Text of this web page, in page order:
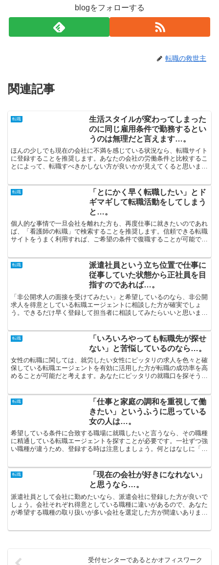
blogをフォローする
転職の救世主
関連記事
転職
生活スタイルが変わってしまった
のに同じ雇用条件で勤務するとい
うのは無理だと言えます…。
ほんの少しでも現在の会社に不満を感じている状況なら、転職サイト
に登録することを推奨します。あなたの会社の労働条件と比較するこ
とによって、転職すべきかしない方が良いかが見えてくると思いま
転職
「とにかく早く転職したい」とド
ギマギして転職活動をしてしまう
と…。
個人的な事情で一旦会社を離れた方も、再度仕事に就きたいのであれ
ば、「看護師の転職」で検索することを推奨します。信頼できる転職
サイトをうまく利用すれば、ご希望の条件で復職することが可能で
転職
派遣社員という立ち位置で仕事に
従事していた状態から正社員を目
指すのであれば…。
「非公開求人の面接を受けてみたい」と希望しているのなら、非公開
求人を得意としている転職エージェントに相談した方が確実でしょ
う。できるだけ早く登録して担当者に相談してみたらいいと思いま
転職
「いろいろやっても転職先が探せ
ない」と苦悩しているのなら…。
女性の転職に関しては、就労したい女性にピッタリの求人を色々と確
保している転職エージェントを有効に活用した方が転職の成功率を高
めることが可能だと考えます。あなたにピッタリの就職口を探そうと
転職
「仕事と家庭の調和を重視して働
きたい」というふうに思っている
女の人は…。
希望している条件に合致する職場に就職したいと言うなら、その職種
に精通している転職エージェントを探すことが必要です。一社ずつ強
い職種が違うため、登録する時は注意しましょう。何とはなしに「転
転職
「現在の会社が好きになれない」
と思うなら…。
派遣社員として会社に勤めたいなら、派遣会社に登録した方が良いで
しょう。会社それぞれ得意としている職種に違いがあるので、あなた
が希望する職種の取り扱いが多い会社を選定した方が間違いありませ
受付センターであるとかオフィスワーク